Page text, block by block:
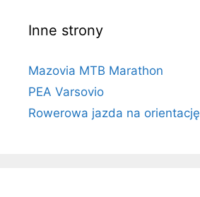
Inne strony
Mazovia MTB Marathon
PEA Varsovio
Rowerowa jazda na orientację